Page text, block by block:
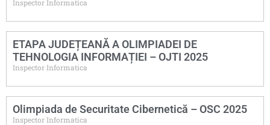
Inspector Informatica
ETAPA JUDEȚEANĂ A OLIMPIADEI DE
TEHNOLOGIA INFORMAȚIEI – OJTI 2025
Inspector Informatica
Olimpiada de Securitate Cibernetică – OSC 2025
Inspector Informatica